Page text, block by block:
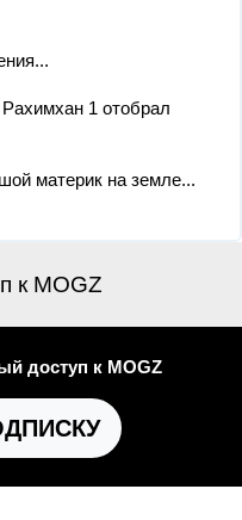
1 отобрал
материк на земле...
к MOGZ
доступ к MOGZ